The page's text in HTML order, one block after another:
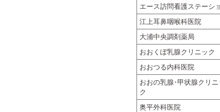
エース訪問看護ステーシ
江上耳鼻咽喉科医院
大浦中央調剤薬局
おおくぼ乳腺クリニック
おおつる内科医院
おおの乳腺･甲状腺クリニ
ク
奥平外科医院